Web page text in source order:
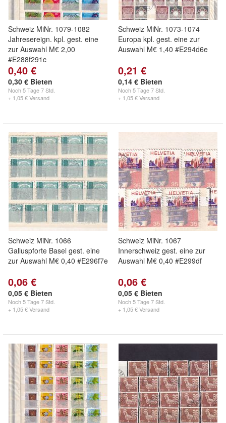
Schweiz MiNr. 1079-1082
Jahresereign. kpl. gest. eine
zur Auswahl M€ 2,00
#E288f291c
0,40 €
0,30 € Bieten
Noch5 Tage 7 Std.
+ 1,05 € Versand
Schweiz MiNr. 1073-1074
Europa kpl. gest. eine zur
Auswahl M€ 1,40 #E294d6e
0,21 €
0,14 € Bieten
Noch5 Tage 7 Std.
+ 1,05 € Versand
Schweiz MiNr. 1066
Galluspforte Basel gest. eine
zur Auswahl M€ 0,40 #E296f7e
0,06 €
0,05 € Bieten
Noch5 Tage 7 Std.
+ 1,05 € Versand
Schweiz MiNr. 1067
Innerschweiz gest. eine zur
Auswahl M€ 0,40 #E299df
0,06 €
0,05 € Bieten
Noch5 Tage 7 Std.
+ 1,05 € Versand